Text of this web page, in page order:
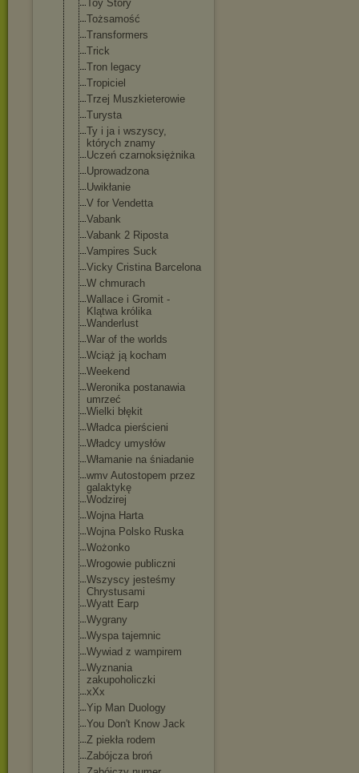
Toy Story
Tożsamość
Transformers
Trick
Tron legacy
Tropiciel
Trzej Muszkieterowie
Turysta
Ty i ja i wszyscy,
których znamy
Uczeń czarnoksiężnika
Uprowadzona
Uwikłanie
V for Vendetta
Vabank
Vabank 2 Riposta
Vampires Suck
Vicky Cristina Barcelona
W chmurach
Wallace i Gromit -
Klątwa królika
Wanderlust
War of the worlds
Wciąż ją kocham
Weekend
Weronika postanawia
umrzeć
Wielki błękit
Władca pierścieni
Władcy umysłów
Włamanie na śniadanie
wmv Autostopem przez
galaktykę
Wodzirej
Wojna Harta
Wojna Polsko Ruska
Wożonko
Wrogowie publiczni
Wszyscy jesteśmy
Chrystusami
Wyatt Earp
Wygrany
Wyspa tajemnic
Wywiad z wampirem
Wyznania
zakupoholiczki
xXx
Yip Man Duology
You Don't Know Jack
Z piekła rodem
Zabójcza broń